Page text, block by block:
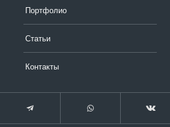
Портфолио
Статьи
Контакты